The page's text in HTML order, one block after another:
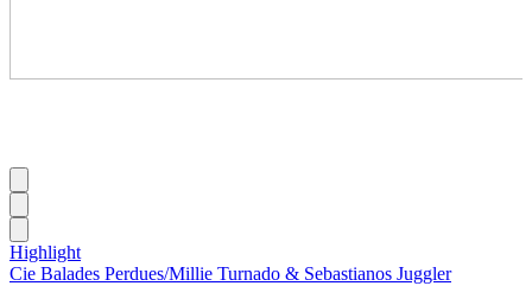
Highlight
Cie Balades Perdues/Millie Turnado & Sebastianos Juggler